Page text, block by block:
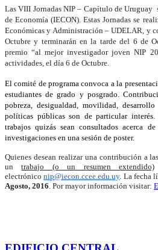
Las VIII Jornadas NIP– Capítulo de Uruguay
de Economía (IECON). Estas Jornadas se
Económicas y Administración – UDELAR, y
Octubre y terminarán en la tarde del 6 de
premio “al mejor investigador jovenNIP
actividades, el día 6 de Octubre.
El comité de programa convoca a la
estudiantes de grado y posgrado.
pobreza, desigualdad, movilidad,
políticas públicas son de particular
trabajos quizás sean consultados acerca
investigaciones en una sesión de poster.
Quienes desean realizar una contribución a
untrabajo (o un resumen extendido)
electróniconip@iecon.ccee.edu.uy. La fecha
Agosto, 2016 . Por mayor información visitar: